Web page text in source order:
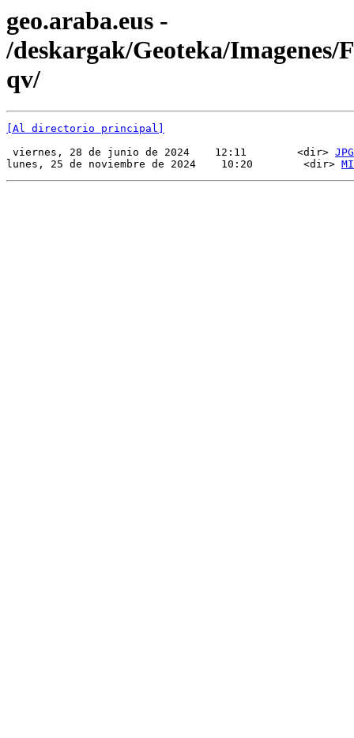
geo.araba.eus -
/deskargak/Geoteka/Imagenes/
qv/
[Al directorio principal]
viernes, 28 de junio de 2024    12:11        <dir> JPG
lunes, 25 de noviembre de 2024    10:20        <dir>